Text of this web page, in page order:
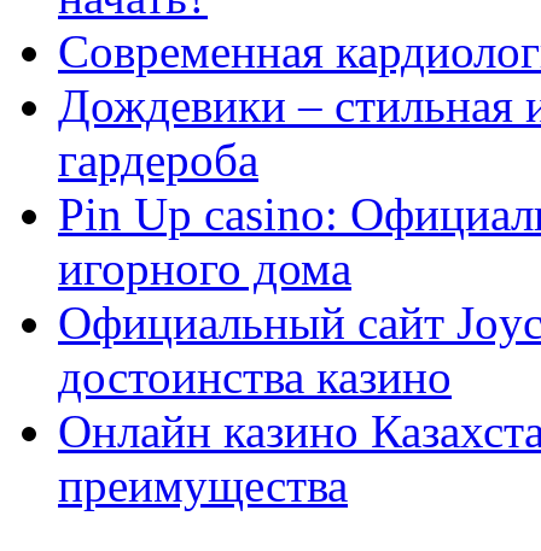
Современная
Дождевики – стильная
гардероба
Pin Up casino:
игорного дома
Официальный сайт
достоинства казино
Онлайн казино
преимущества